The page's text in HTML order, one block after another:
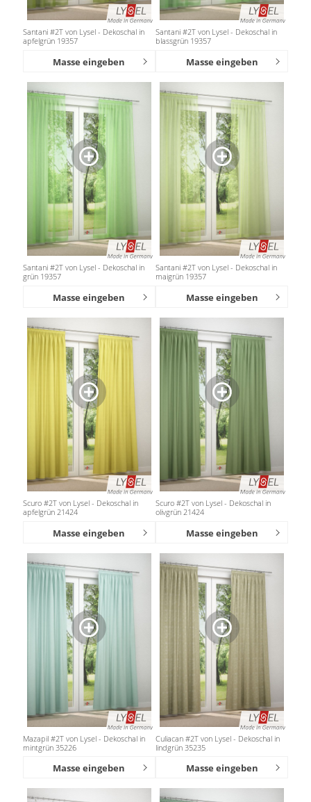
Santani #2T von Lysel - Dekoschal in
apfelgrün 19357
Masse eingeben
Santani #2T von Lysel - Dekoschal in
blassgrün 19357
Masse eingeben
Santani #2T von Lysel - Dekoschal in
grün 19357
Masse eingeben
Santani #2T von Lysel - Dekoschal in
maigrün 19357
Masse eingeben
Scuro #2T von Lysel - Dekoschal in
apfelgrün 21424
Masse eingeben
Scuro #2T von Lysel - Dekoschal in
olivgrün 21424
Masse eingeben
Mazapil #2T von Lysel - Dekoschal in
mintgrün 35226
Masse eingeben
Culiacan #2T von Lysel - Dekoschal in
lindgrün 35235
Masse eingeben